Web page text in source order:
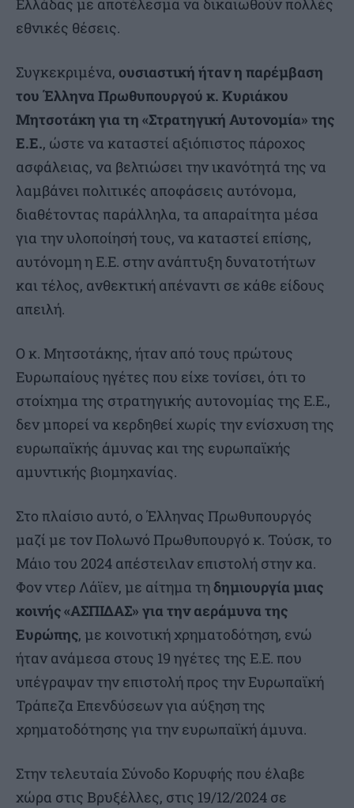
Ελλάδας με αποτέλεσμα να δικαιωθούν πολλές
εθνικές θέσεις.
Συγκεκριμένα, ουσιαστική ήταν η παρέμβαση
του Έλληνα Πρωθυπουργού κ. Κυριάκου
Μητσοτάκη για τη «Στρατηγική Αυτονομία» της
Ε.Ε., ώστε να καταστεί αξιόπιστος πάροχος
ασφάλειας, να βελτιώσει την ικανότητά της να
λαμβάνει πολιτικές αποφάσεις αυτόνομα,
διαθέτοντας παράλληλα, τα απαραίτητα μέσα
για την υλοποίησή τους, να καταστεί επίσης,
αυτόνομη η Ε.Ε. στην ανάπτυξη δυνατοτήτων
και τέλος, ανθεκτική απέναντι σε κάθε είδους
απειλή.
Ο κ. Μητσοτάκης, ήταν από τους πρώτους
Ευρωπαίους ηγέτες που είχε τονίσει, ότι το
στοίχημα της στρατηγικής αυτονομίας της Ε.Ε.,
δεν μπορεί να κερδηθεί χωρίς την ενίσχυση της
ευρωπαϊκής άμυνας και της ευρωπαϊκής
αμυντικής βιομηχανίας.
Στο πλαίσιο αυτό, ο Έλληνας Πρωθυπουργός
μαζί με τον Πολωνό Πρωθυπουργό κ. Τούσκ, το
Μάιο του 2024 απέστειλαν επιστολή στην κα.
Φον ντερ Λάϊεν, με αίτημα τηδημιουργία μιας
κοινής «ΑΣΠΙΔΑΣ» για την αεράμυνα της
Ευρώπης, με κοινοτική χρηματοδότηση, ενώ
ήταν ανάμεσα στους 19 ηγέτες της Ε.Ε. που
υπέγραψαν την επιστολή προς την Ευρωπαϊκή
Τράπεζα Επενδύσεων για αύξηση της
χρηματοδότησης για την ευρωπαϊκή άμυνα.
Στην τελευταία Σύνοδο Κορυφής που έλαβε
χώρα στις Βρυξέλλες, στις 19/12/2024 σε